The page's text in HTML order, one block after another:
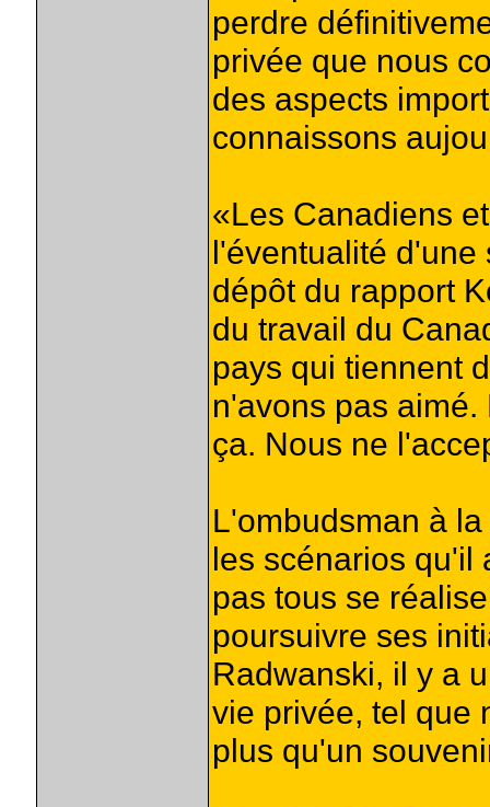
perdre
privée que nous
des aspects
connaissons
«Les Canadiens
l'éventualité d'une
dépôt du rapport
du travail du
pays qui tiennent
n'avons pas
ça. Nous ne
L'ombudsman à
les scénarios qu'il
pas tous se
poursuivre ses
Radwanski, il y a
vie privée, tel que
plus qu'un